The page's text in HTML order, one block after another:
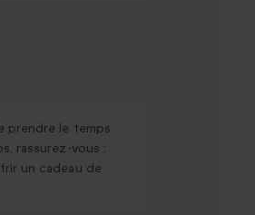
prendre le temps
rassurez-vous :
un cadeau de